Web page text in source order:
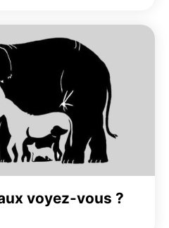
voyez-vous ?